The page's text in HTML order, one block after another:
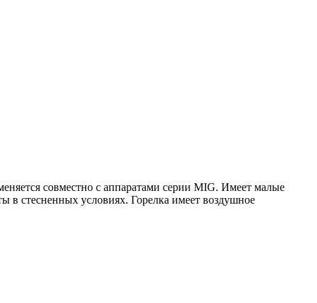
совместно с аппаратами серии MIG. Имеет малые
в стесненных условиях. Горелка имеет воздушное